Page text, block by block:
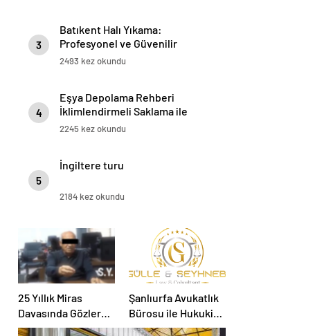
3
Batıkent Halı Yıkama:
Profesyonel ve Güvenilir
Hizmetler
2493 kez okundu
4
Eşya Depolama Rehberi
İklimlendirmeli Saklama ile
Güvenli Kullanım
2245 kez okundu
5
İngiltere turu
2184 kez okundu
25 Yıllık Miras
Davasında Gözler
Temmuz Ayındaki
Şanlıurfa Avukatlık
Bürosu ile Hukuki
Süreci Doğru